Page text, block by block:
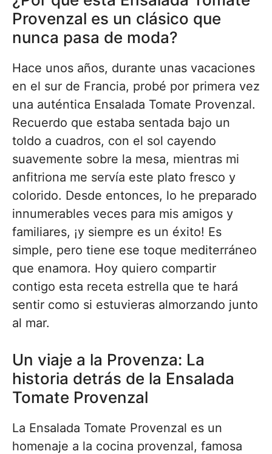
Provenzal es un clásico que
nunca pasa de moda?
Hace unos años, durante unas vacaciones
en el sur de Francia, probé por primera vez
una auténtica Ensalada Tomate Provenzal.
Recuerdo que estaba sentada bajo un
toldo a cuadros, con el sol cayendo
suavemente sobre la mesa, mientras mi
anfitriona me servía este plato fresco y
colorido. Desde entonces, lo he preparado
innumerables veces para mis amigos y
familiares, ¡y siempre es un éxito! Es
simple, pero tiene ese toque mediterráneo
que enamora. Hoy quiero compartir
contigo esta receta estrella que te hará
sentir como si estuvieras almorzando junto
al mar.
Un viaje a la Provenza: La
historia detrás de la Ensalada
Tomate Provenzal
La Ensalada Tomate Provenzal es un
homenaje a la cocina provenzal, famosa